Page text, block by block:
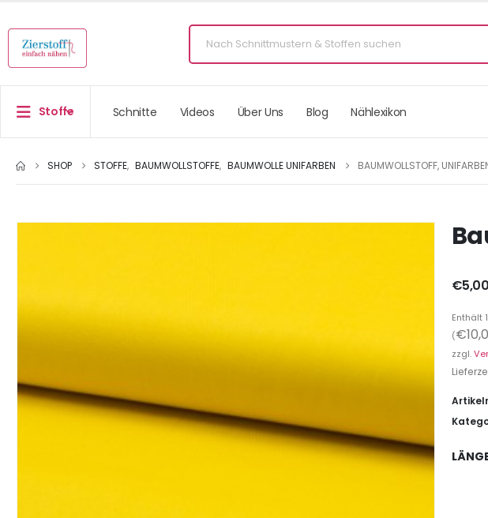
Stoffe Schnitte Videos Über Uns Blog Nählexikon
SHOP STOFFE, BAUMWOLLSTOFFE, BAUMWOLLE UNIFARBEN BAUMWOLLSTOFF,
€5,00
Enthält
(€
zzgl.